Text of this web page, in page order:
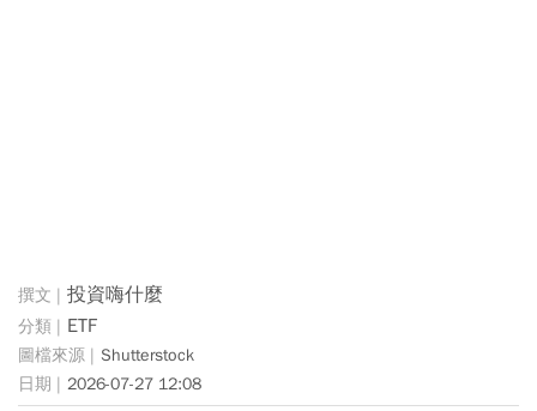
投資嗨什麼
ETF
Shutterstock
2026-07-27 12:08